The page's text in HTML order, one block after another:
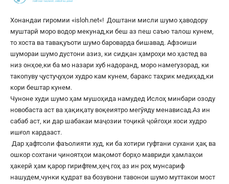
Хонандаи гиромии «isloh.net«! Доштани мисли шумо ҳаводору
муштарӣ моро водор мекунад,ки беш аз пеш саъю талош кунем,
то хоста ва тавақуъоти шумо бароварда бишавад. Афзоиши
шумораи шумо дустони азиз, ки сидқан ҳамроҳи мо ҳастед ва
низ онҳое,ки ба мо назари хуб надоранд, моро намегузорад, ки
такопуву ҷустуҷуҳои худро кам кунем, баракс таҳрик медиҳад,ки
кори бештар кунем.
Чуноне худи шумо ҳам мушоҳида намудед Ислоҳ минбари озоду
новобаста аст ва ҳақиқату воқеиятро мегӯяду менависад.Аз ин
сабаб аст, ки дар шабакаи маҷозии тоҷикӣ ҷойгоҳи хоси худро
ишғол кардааст.
Дар ҳафтсоли фаъолияти худ, ки ба хотири гуфтани сухани ҳақ ва
ошкор сохтани ҷиноятҳои мақомот борҳо мавриди ҳамлаҳои
ҳакерӣ ҳам қарор гирифтем,ҳеҷ гоҳ аз ин роҳ мунсариф
нашудем,чунки қудрат ва бозувони тавонои шумо муттакои мост